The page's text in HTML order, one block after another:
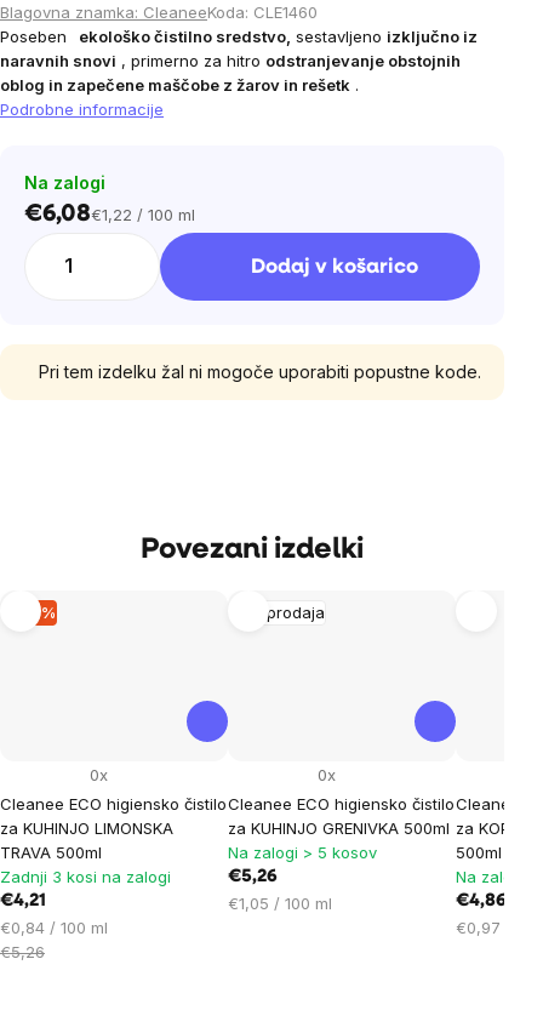
Blagovna znamka: CleaneeKoda: CLE1460
Poseben
ekološko čistilno sredstvo, sestavljeno izključno iz
naravnih snovi , primerno za hitro odstranjevanje obstojnih
oblog in zapečene maščobe z žarov in rešetk .
Podrobne informacije
Na zalogi
€6,08Cena
€1,22 / 100 ml
Dodaj v košarico
Pri tem izdelku žal ni mogoče uporabiti popustne kode.
Povezani izdelki
–19 %
Cleanee ECO higiensko čistilo
za KUHINJO LIMONSKA
TRAVA 500ml
0x
Zadnji 3 kosi na zalogi
€4,21
Cena
na
€0,84 / 100 ml
€5,26
Razprodaja
Cleanee ECO higiensko čistilo
za KUHINJO GRENIVKA 500ml
0x
Na zalogi > 5 kosov
€5,26
Cena
€1,05 / 100 ml
Cleanee
za
500ml
Na zalogi
€4,86
Cena
€0,97 /